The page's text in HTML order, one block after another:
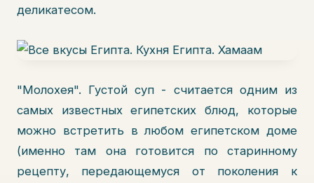
деликатесом.
"Молохея". Густой суп - считается одним из
самых известных египетских блюд, которые
можно встретить в любом египетском доме
(именно там она готовится по старинному
рецепту, передающемуся от поколения к